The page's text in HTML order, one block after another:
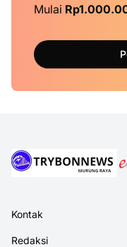
Mulai
Kontak
Redaksi